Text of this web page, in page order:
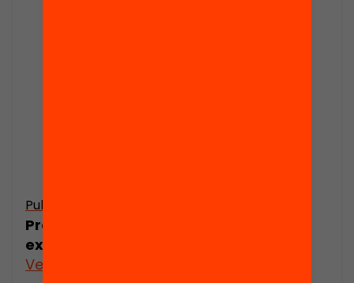
Publicació
Presentació. La inspecció educativa a
examen
Veure’n més